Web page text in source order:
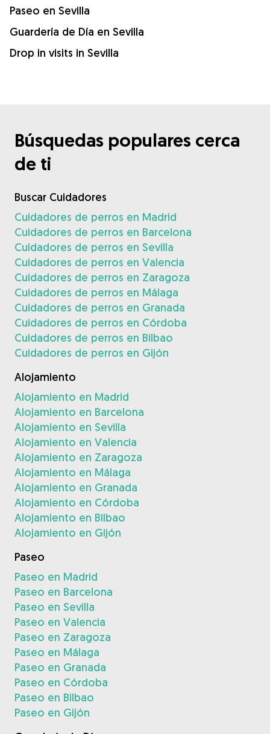
Paseo en Sevilla
Guardería de Día en Sevilla
Drop in visits in Sevilla
Búsquedas populares cerca
de ti
Buscar Cuidadores
Cuidadores de perros en Madrid
Cuidadores de perros en Barcelona
Cuidadores de perros en Sevilla
Cuidadores de perros en Valencia
Cuidadores de perros en Zaragoza
Cuidadores de perros en Málaga
Cuidadores de perros en Granada
Cuidadores de perros en Córdoba
Cuidadores de perros en Bilbao
Cuidadores de perros en Gijón
Alojamiento
Alojamiento en Madrid
Alojamiento en Barcelona
Alojamiento en Sevilla
Alojamiento en Valencia
Alojamiento en Zaragoza
Alojamiento en Málaga
Alojamiento en Granada
Alojamiento en Córdoba
Alojamiento en Bilbao
Alojamiento en Gijón
Paseo
Paseo en Madrid
Paseo en Barcelona
Paseo en Sevilla
Paseo en Valencia
Paseo en Zaragoza
Paseo en Málaga
Paseo en Granada
Paseo en Córdoba
Paseo en Bilbao
Paseo en Gijón